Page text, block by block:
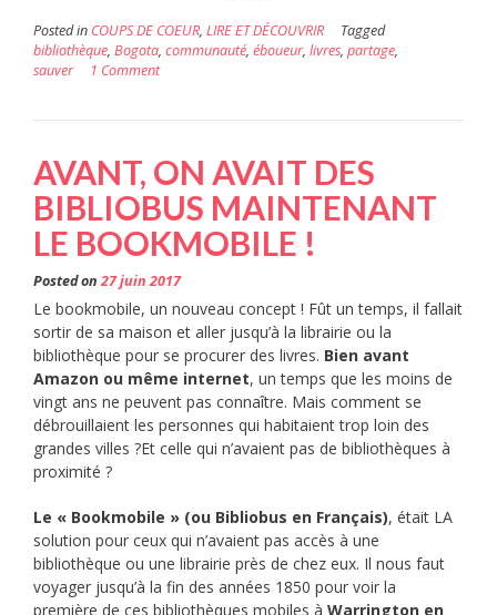
Posted in COUPS DE COEUR, LIRE ET DÉCOUVRIR
Tagged
bibliothèque, Bogota, communauté, éboueur, livres, partage,
sauver
1 Comment
AVANT, ON AVAIT DES
BIBLIOBUS MAINTENANT
LE BOOKMOBILE !
Posted on27 juin 2017
Le bookmobile, un nouveau concept ! Fût un temps, il fallait
sortir de sa maison et aller jusqu’à la librairie ou la
bibliothèque pour se procurer des livres. Bien avant
Amazon ou même internet, un temps que les moins de
vingt ans ne peuvent pas connaître. Mais comment se
débrouillaient les personnes qui habitaient trop loin des
grandes villes ?Et celle qui n’avaient pas de bibliothèques à
proximité ?
Le « Bookmobile » (ou Bibliobus en Français), était LA
solution pour ceux qui n’avaient pas accès à une
bibliothèque ou une librairie près de chez eux. Il nous faut
voyager jusqu’à la fin des années 1850 pour voir la
première de ces bibliothèques mobiles à Warrington en